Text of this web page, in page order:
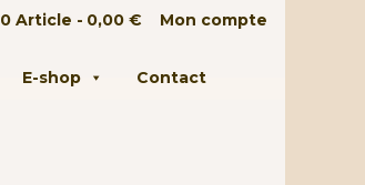
Mon compte
0 Article 0,00 €
E-shop Contact